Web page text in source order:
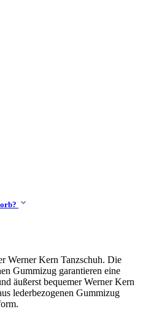
Werner Kern Tanzschuh. Die
Gummizug garantieren eine
äußerst bequemer Werner Kern
lederbezogenen Gummizug